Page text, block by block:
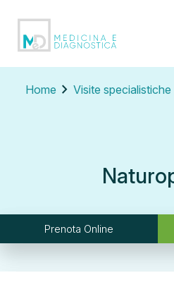
Home chevron_right Visite specialistiche
Prenota Online